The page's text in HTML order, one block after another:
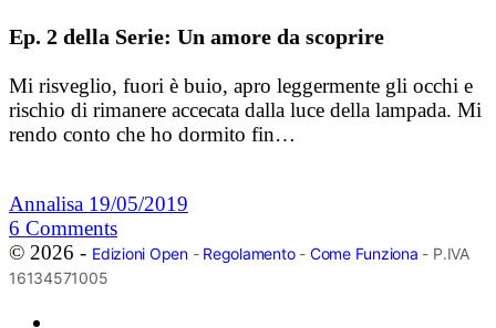
Ep. 2 della Serie: Un amore da scoprire
Mi risveglio, fuori è buio, apro leggermente gli occhi e
rischio di rimanere accecata dalla luce della lampada. Mi
rendo conto che ho dormito fin…
Annalisa 19/05/2019
6 Comments
© 2026 - Edizioni Open- Regolamento- Come Funziona - P.IVA
16134571005